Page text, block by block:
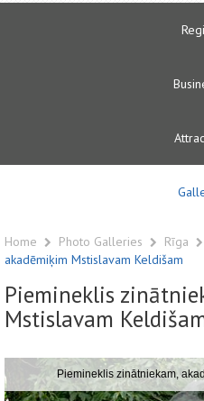
Home Photo Galleries Rīga
akadēmiķim Mstislavam Keldišam
Piemineklis
Mstislavam
Piemineklis zinātniekam,